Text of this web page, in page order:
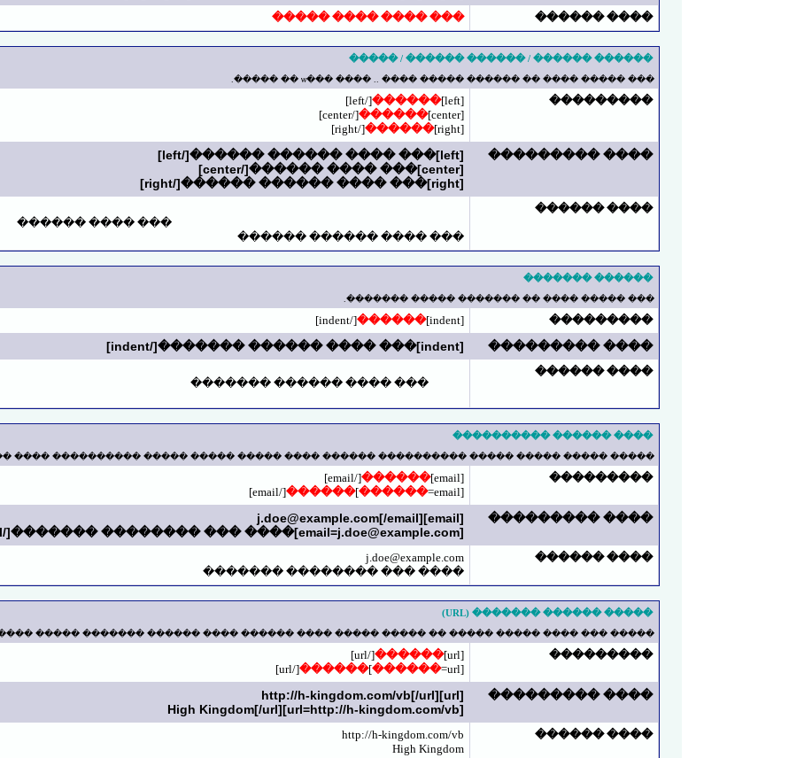
���� ������
��� ���� ���� �����
������ ������ / ������ ������ / �����
��� ����� ���� �� ������ ����� ���� .. ���� ���ѡ �� �����.
���������
[left]
������
[/left]
[center]
������
[/center]
[right]
������
[/right]
���� ���������
[left]��� ���� ������ ������[/left]
[center]��� ���� ������[/center]
[right]��� ���� ������ ������[/right]
���� ������
��� ���� ������
��� ���� ������ ������
������ �������
��� ����� ���� �� ������� ����� �������.
���������
[indent]
������
[/indent]
���� ���������
[indent]��� ���� ������ �������[/indent]
���� ������
��� ���� ������ �������
���� ������ ����������
������ ���� ����� ����� ����� ���������� ���� ������ ������� ����� ����� ������� .
���������
[email]
������
[/email]
[email=
������
]
������
[/email]
���� ���������
[email]
j.doe@example.com[/email]
[
email=j.doe@example.com
]���� ��� �������� �������[/email]
���� ������
j.doe@example.com
���� ��� �������� �������
����� ������ ������� (URL)
��� ���� ����� ����� �� ����� ����� ���� ������ ���� ������ ������� ����� ������ .
���������
[url]
������
[/url]
[url=
������
]
������
[/url]
���� ���������
[url]http://h-kingdom.com/vb[/url]
[url=http://h-kingdom.com/vb]High Kingdom[/url]
���� ������
http://h-kingdom.com/vb
High Kingdom